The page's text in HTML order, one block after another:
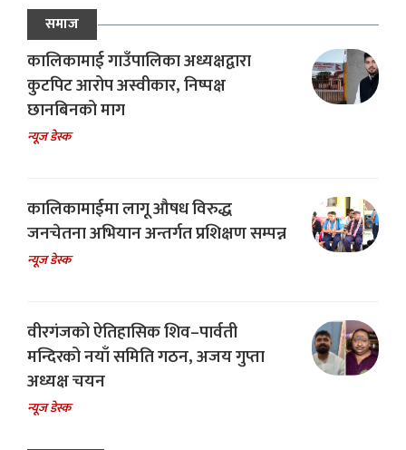
समाज
कालिकामाई गाउँपालिका अध्यक्षद्वारा
कुटपिट आरोप अस्वीकार, निष्पक्ष
छानबिनको माग
न्यूज डेस्क
कालिकामाईमा लागू औषध विरुद्ध
जनचेतना अभियान अन्तर्गत प्रशिक्षण सम्पन्न
न्यूज डेस्क
वीरगंजको ऐतिहासिक शिव–पार्वती
मन्दिरको नयाँ समिति गठन, अजय गुप्ता
अध्यक्ष चयन
न्यूज डेस्क